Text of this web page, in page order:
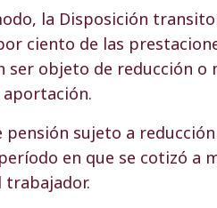
la Disposición
ciento de las
ser objeto de reducción
pensión sujeto a
en que se cotizó a
trabajador.